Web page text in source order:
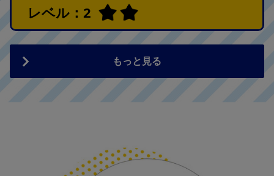
レベル：2
小学校低学年
もっと見る